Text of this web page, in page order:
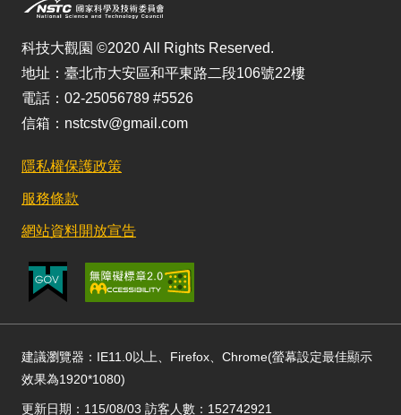
科技大觀園 ©2020 All Rights Reserved.
地址：臺北市大安區和平東路二段106號22樓
電話：02-25056789 #5526
信箱：nstcstv@gmail.com
隱私權保護政策
服務條款
網站資料開放宣告
建議瀏覽器：IE11.0以上、Firefox、Chrome(螢幕設定最佳顯示
效果為1920*1080)
更新日期：115/08/03 訪客人數：152742921